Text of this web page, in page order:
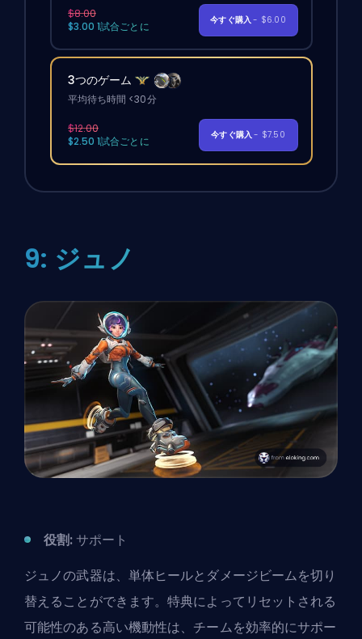
$8.00
$3.00 1試合ごとに
今すぐ購入- $6.00
3つのゲーム
平均待ち時間 <30分
$12.00
$2.50 1試合ごとに
今すぐ購入- $7.50
9: ジュノ
役割:サポート
ジュノの武器は、単体ヒールとダメージビームを切り
替えることができます。特典によってリセットされる
可能性のある高い機動性は、チームを効率的にサポー